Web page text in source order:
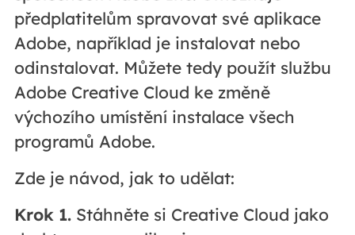
předplatitelům spravovat své aplikace
Adobe, například je instalovat nebo
odinstalovat. Můžete tedy použít službu
Adobe Creative Cloud ke změně
výchozího umístění instalace všech
programů Adobe.
Zde je návod, jak to udělat:
Krok 1.Stáhněte si Creative Cloud jako